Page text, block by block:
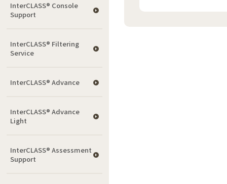
InterCLASS®︎ Console
Support
InterCLASS®︎ Filtering
Service
InterCLASS® Advance
InterCLASS® Advance
Light
InterCLASS®︎ Assessment
Support